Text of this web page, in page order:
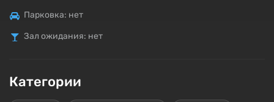
Парковка: нет
Зал ожидания: нет
Категории